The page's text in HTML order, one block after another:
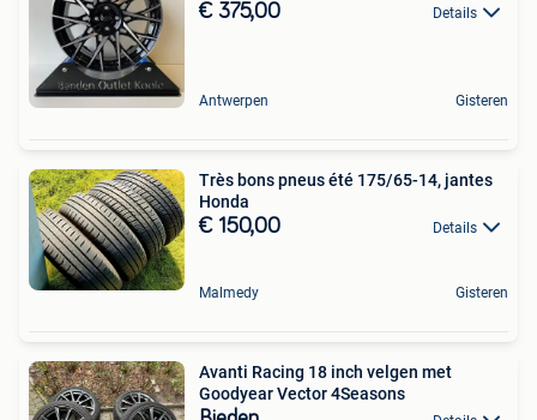
€ 375,00 Details
Antwerpen Gisteren
Très bons pneus été 175/65-14, jantes
Honda
€ 150,00 Details
Malmedy Gisteren
Avanti Racing 18 inch velgen met
Goodyear Vector 4Seasons